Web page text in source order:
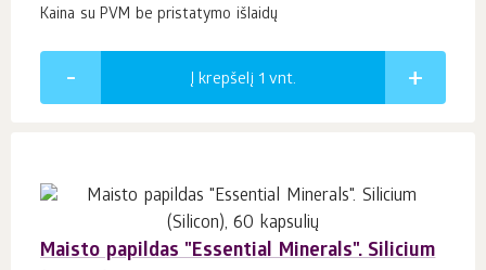
Kaina su PVM be pristatymo išlaidų
Į krepšelį 1 vnt.
Maisto papildas "Essential Minerals". Silicium